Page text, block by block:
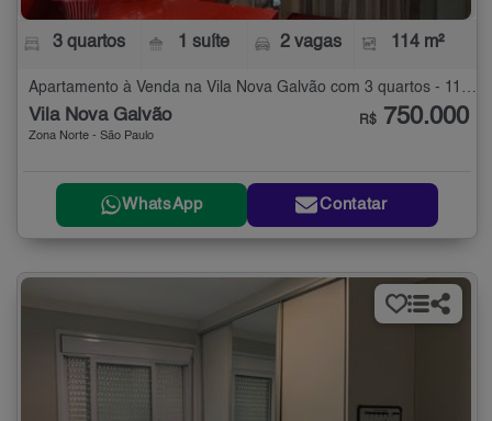
3 quartos 1 suíte 2 vagas 114 m²
Apartamento à Venda na Vila Nova Galvão com 3 quartos - 114 m²
Vila Nova Galvão
Zona Norte - São Paulo
R$ 750.000
WhatsApp Contatar